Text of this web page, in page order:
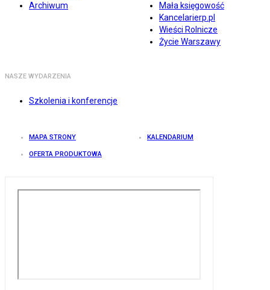
Archiwum
Mała księgowość
Kancelarierp.pl
Wieści Rolnicze
Życie Warszawy
NASZE WYDARZENIA
Szkolenia i konferencje
MAPA STRONY KALENDARIUM
OFERTA PRODUKTOWA